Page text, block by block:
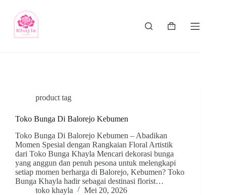
product tag
Toko Bunga Di Balorejo Kebumen
Toko Bunga Di Balorejo Kebumen – Abadikan
Momen Spesial dengan Rangkaian Floral Artistik
dari Toko Bunga Khayla Mencari dekorasi bunga
yang anggun dan penuh pesona untuk melengkapi
setiap momen berharga di Balorejo, Kebumen? Toko
Bunga Khayla hadir sebagai destinasi florist…
toko khayla
Mei 20, 2026